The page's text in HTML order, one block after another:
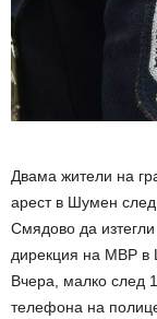
Двама жители на
арест в Шумен
Смядово да
дирекция на МВР в
Вчера, малко след
телефона на